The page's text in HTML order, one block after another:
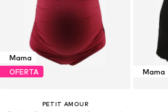
Mama
OFERTA
PETIT AMOUR
Mama